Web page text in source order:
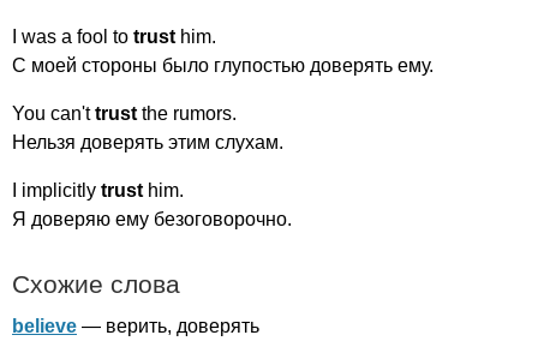
was a fool to trust him.
С моей стороны было глупостью доверять ему.
You can't trust the rumors.
Нельзя доверять этим слухам.
implicitly trust him.
Я доверяю ему безоговорочно.
Схожие слова
believe — верить, доверять